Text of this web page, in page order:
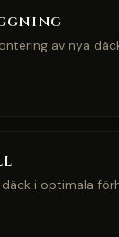
av nya
i optimala